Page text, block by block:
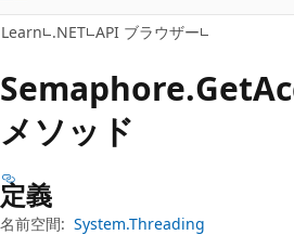
プ
ス
キ
プ
Learn .NET API ブラウザー
Semaphore.Get
メソッド
定義
名前空間: System.Threading